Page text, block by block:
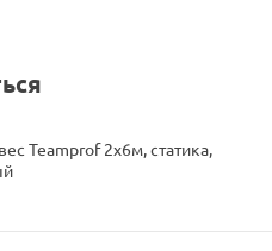
Teamprof 2х6м, статика,